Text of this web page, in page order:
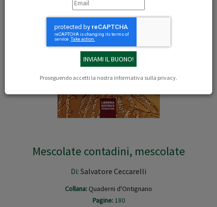
Proseguendo accetti la nostra informativa sulla privacy.
Mescolate contadini, mescolate
Di: Salvatore Ceccarelli
Collana: Quaderni d'Ontignano
Pagine:180